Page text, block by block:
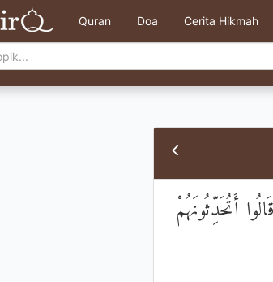
Quran Doa Cerita Hikmah
أَتُحَدِّثُونَهُمْ